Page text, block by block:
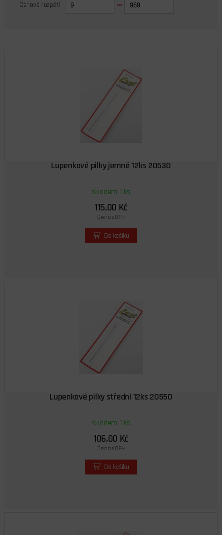
Cenové rozpětí
Lupenkové pilky jemné 12ks 20530
skladem 1 ks
115,00 Kč
Cena s DPH
Do košíku
Lupenkové pilky střední 12ks 20550
skladem 1 ks
106,00 Kč
Cena s DPH
Do košíku